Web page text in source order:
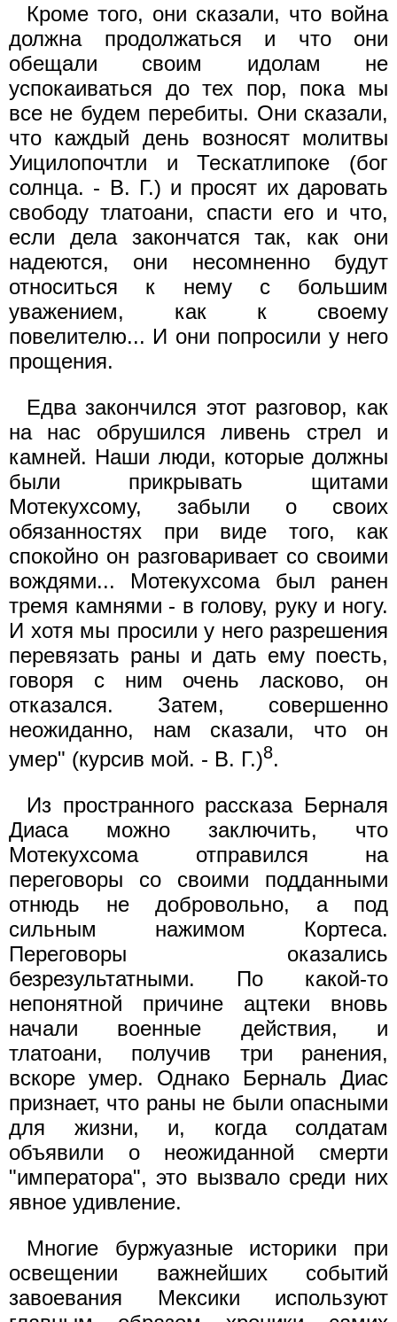
Кроме того, они сказали, что война
должна продолжаться и что они
обещали своим идолам не
успокаиваться до тех пор, пока мы
все не будем перебиты. Они сказали,
что каждый день возносят молитвы
Уицилопочтли и Тескатлипоке (бог
солнца. - В. Г.) и просят их даровать
свободу тлатоани, спасти его и что,
если дела закончатся так, как они
надеются, они несомненно будут
относиться к нему с большим
уважением, как к своему
повелителю... И они попросили у него
прощения.
Едва закончился этот разговор, как
на нас обрушился ливень стрел и
камней. Наши люди, которые должны
были прикрывать щитами
Мотекухсому, забыли о своих
обязанностях при виде того, как
спокойно он разговаривает со своими
вождями... Мотекухсома был ранен
тремя камнями - в голову, руку и ногу.
И хотя мы просили у него разрешения
перевязать раны и дать ему поесть,
говоря с ним очень ласково, он
отказался. Затем, совершенно
неожиданно, нам сказали, что он
умер" (курсив мой. - В. Г.)8.
Из пространного рассказа Берналя
Диаса можно заключить, что
Мотекухсома отправился на
переговоры со своими подданными
отнюдь не добровольно, а под
сильным нажимом Кортеса.
Переговоры оказались
безрезультатными. По какой-то
непонятной причине ацтеки вновь
начали военные действия, и
тлатоани, получив три ранения,
вскоре умер. Однако Берналь Диас
признает, что раны не были опасными
для жизни, и, когда солдатам
объявили о неожиданной смерти
"императора", это вызвало среди них
явное удивление.
Многие буржуазные историки при
освещении важнейших событий
завоевания Мексики используют